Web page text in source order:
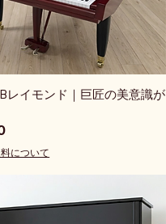
レイモンド｜巨匠の美意識が
について